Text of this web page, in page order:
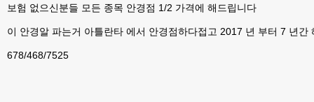
보험 없으신분들 모든 종목 안경점 1/2 가격에 해드립니다
이 안경알 파는거 아틀란타 에서 안경점하다접고 2017 년 부터 7 년
678/468/7525